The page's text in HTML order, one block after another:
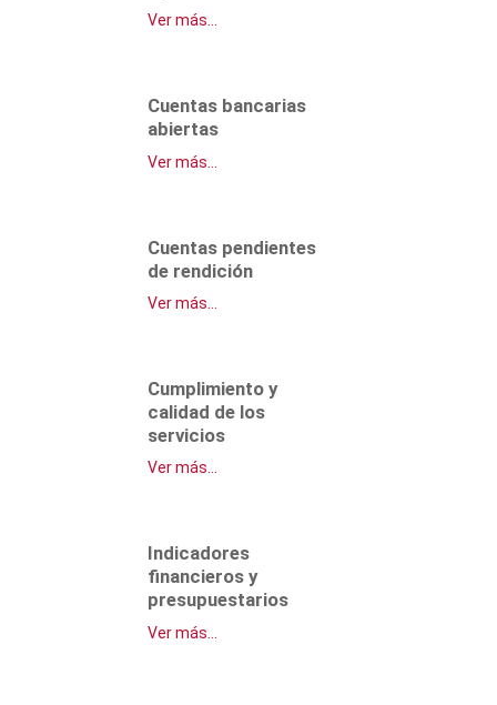
Ver más...
Cuentas bancarias
abiertas
Ver más...
Cuentas pendientes
de rendición
Ver más...
Cumplimiento y
calidad de los
servicios
Ver más...
Indicadores
financieros y
presupuestarios
Ver más...